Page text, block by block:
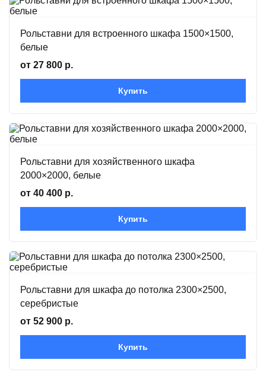
Рольставни для встроенного шкафа 1500×1500,
белые
от 27 800 р.
Купить
Рольставни для хозяйственного шкафа
2000×2000, белые
от 40 400 р.
Купить
Рольставни для шкафа до потолка 2300×2500,
серебристые
от 52 900 р.
Купить